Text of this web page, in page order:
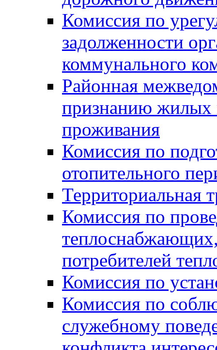
Комиссия по
задолженности
коммунального
Районная
признанию жилых
проживания
Комиссия по
отопительного
Территориальная
Комиссия по
потребителей
Комиссия по
Комиссия по
служебному